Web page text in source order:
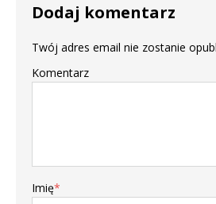
Dodaj komentarz
Twój adres email nie zostanie
Komentarz
Imię*